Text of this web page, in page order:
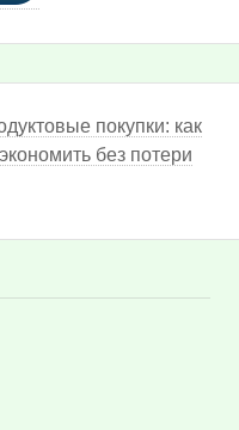
покупки: как
без потери